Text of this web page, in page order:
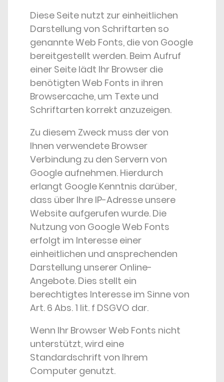
Diese Seite nutzt zur einheitlichen
Darstellung von Schriftarten so
genannte Web Fonts, die von Google
bereitgestellt werden. Beim Aufruf
einer Seite lädt Ihr Browser die
benötigten Web Fonts in ihren
Browsercache, um Texte und
Schriftarten korrekt anzuzeigen.
Zu diesem Zweck muss der von
Ihnen verwendete Browser
Verbindung zu den Servern von
Google aufnehmen. Hierdurch
erlangt Google Kenntnis darüber,
dass über Ihre IP-Adresse unsere
Website aufgerufen wurde. Die
Nutzung von Google Web Fonts
erfolgt im Interesse einer
einheitlichen und ansprechenden
Darstellung unserer Online-
Angebote. Dies stellt ein
berechtigtes Interesse im Sinne von
Art. 6 Abs. 1 lit. f DSGVO dar.
Wenn Ihr Browser Web Fonts nicht
unterstützt, wird eine
Standardschrift von Ihrem
Computer genutzt.